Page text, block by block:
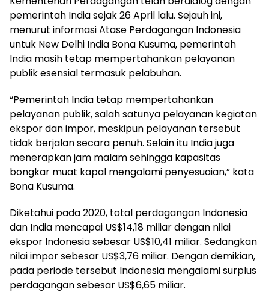
pemerintah India sejak 26 April lalu. Sejauh ini,
menurut informasi Atase Perdagangan Indonesia
untuk New Delhi India Bona Kusuma, pemerintah
India masih tetap mempertahankan pelayanan
publik esensial termasuk pelabuhan.
“Pemerintah India tetap mempertahankan
pelayanan publik, salah satunya pelayanan kegiatan
ekspor dan impor, meskipun pelayanan tersebut
tidak berjalan secara penuh. Selain itu India juga
menerapkan jam malam sehingga kapasitas
bongkar muat kapal mengalami penyesuaian,” kata
Bona Kusuma.
Diketahui pada 2020, total perdagangan Indonesia
dan India mencapai US$14,18 miliar dengan nilai
ekspor Indonesia sebesar US$10,41 miliar. Sedangkan
nilai impor sebesar US$3,76 miliar. Dengan demikian,
pada periode tersebut Indonesia mengalami surplus
perdagangan sebesar US$6,65 miliar.